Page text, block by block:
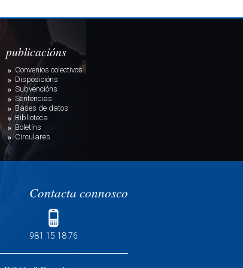
publicacións
Convenios colectivos
Disposicións
Subvencións
Sentencias
Bases de datos
Biblioteca
Boletíns
Circulares
Contacta connosco
981 15 18 76